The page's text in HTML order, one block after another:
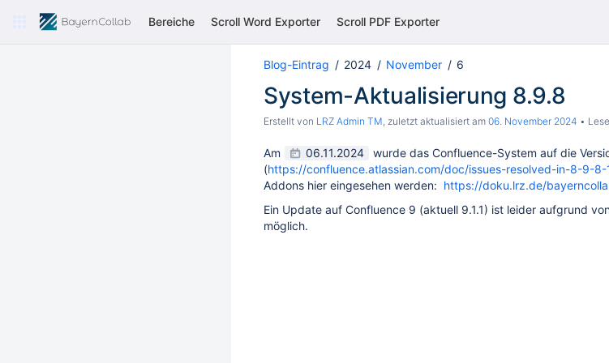
Bereiche Scroll Word Exporter Scroll PDF Exporter
Blog-Eintrag 2024 November 6
System-Aktualisierung 8.9.8
Erstellt von LRZ Admin TM, zuletzt aktualisiert am 06. November 2024
Am 06.11.2024
wurde das Confluence-System auf die
(https://confluence.atlassian.com/doc/issues-resolved-in-8-9-
Addons hier eingesehen werden: https://doku.lrz.de/
Ein Update auf Confluence 9 (aktuell 9.1.1) ist leider aufgrund
möglich.